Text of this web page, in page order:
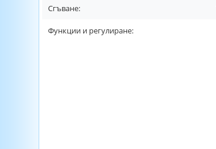
Сгъване:
Функции и регулиране: